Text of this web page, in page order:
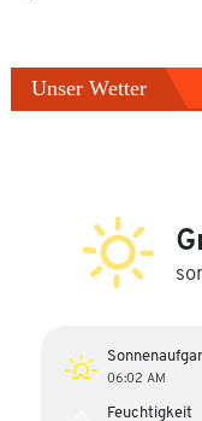
Unser Wetter
06:02 AM
Feuchtigkeit